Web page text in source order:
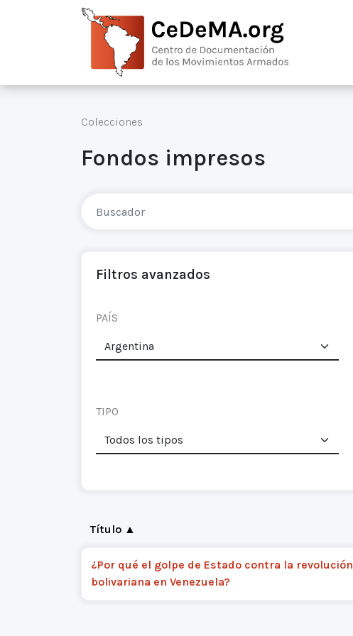
Colecciones
Fondos impresos
Filtros avanzados
PAÍS
TIPO
Título ▲
¿Por qué el golpe de Estado contra la revolución
bolivariana en Venezuela?